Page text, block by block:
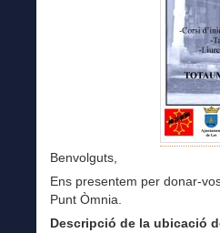
Benvolguts,
Ens presentem per donar-
Punt Òmnia.
Descripció de la ubicació